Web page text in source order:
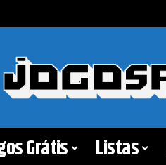
Grátis Listas